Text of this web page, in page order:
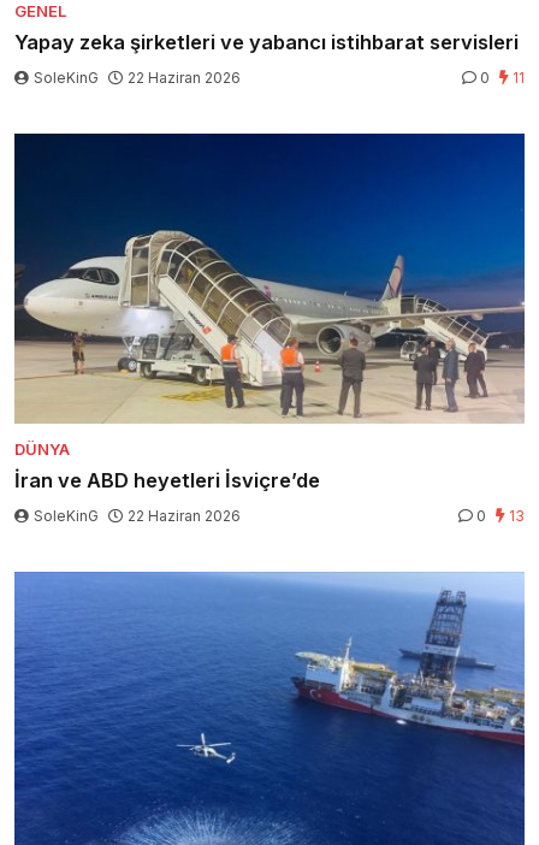
GENEL
Yapay zeka şirketleri ve yabancı istihbarat servisleri
SoleKinG 22 Haziran 2026 0 11
DÜNYA
İran ve ABD heyetleri İsviçre’de
SoleKinG 22 Haziran 2026 0 13